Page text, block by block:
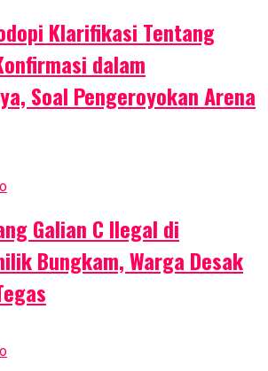
Klarifikasi Tentang
dalam
Soal Pengeroyokan Arena
Galian C Ilegal di
Bungkam, Warga Desak